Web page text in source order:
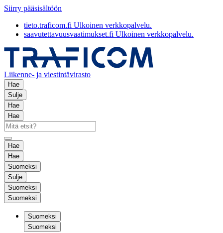
Siirry pääsisältöön
tieto.traficom.fi Ulkoinen verkkopalvelu.
saavutettavuusvaatimukset.fi Ulkoinen verkkopalvelu.
Liikenne- ja viestintävirasto
Hae
Sulje
Hae
Hae
Hae
Hae
Suomeksi
Sulje
Suomeksi
Suomeksi
Suomeksi
Suomeksi